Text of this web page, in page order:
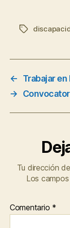
Etiquetas
←
Trabajar
→
Tu dirección
Los
Comentario *